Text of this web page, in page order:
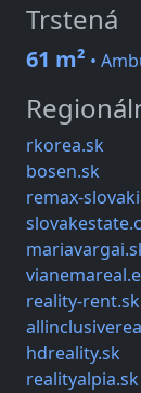
Trstená
61 m² •
rkorea.sk
bosen.sk
remax-
reality-rent.sk
hdreality.sk
realityalpia.sk